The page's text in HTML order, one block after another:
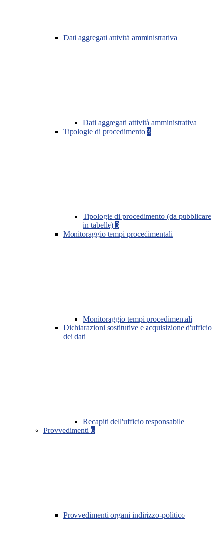
Dati aggregati attività amministrativa
Dati aggregati attività amministrativa
Tipologie di procedimento 3
Tipologie di procedimento (da pubblicare
in tabelle) 3
Monitoraggio tempi procedimentali
Monitoraggio tempi procedimentali
Dichiarazioni sostitutive e acquisizione d'ufficio
dei dati
Recapiti dell'ufficio responsabile
Provvedimenti 6
Provvedimenti organi indirizzo-politico